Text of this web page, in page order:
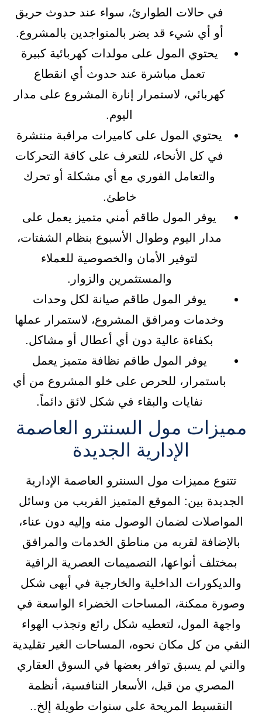
في حالات الطوارئ، سواء عند حدوث حريق
أو أي شيء قد يضر بالمتواجدين بالمشروع.
يحتوي المول على مولدات كهربائية كبيرة
تعمل مباشرة عند حدوث أي انقطاع
كهربائي، لاستمرار إنارة المشروع على مدار
اليوم.
يحتوي المول على كاميرات مراقبة منتشرة
في كل الأنحاء، للتعرف على كافة التحركات
والتعامل الفوري مع أي مشكلة أو تحرك
خاطئ.
يوفر المول طاقم أمني متميز يعمل على
مدار اليوم وطوال الأسبوع بنظام الشفتات،
لتوفير الأمان والخصوصية للعملاء
والمستثمرين والزوار.
يوفر المول طاقم صيانة لكل وحدات
وخدمات ومرافق المشروع، لاستمرار عملها
بكفاءة عالية دون أي أعطال أو مشاكل.
يوفر المول طاقم نظافة متميز يعمل
باستمرار، للحرص على خلو المشروع من أي
نفايات والبقاء في شكل لائق دائماً.
مميزات مول السنترو العاصمة
الإدارية الجديدة
تتنوع مميزات مول السنترو العاصمة الإدارية
الجديدة بين: الموقع المتميز القريب من وسائل
المواصلات لضمان الوصول منه وإليه دون عناء،
بالإضافة لقربه من مناطق الخدمات والمرافق
بمختلف أنواعها، التصميمات العصرية الراقية
والديكورات الداخلية والخارجية في أبهى شكل
وصورة ممكنة، المساحات الخضراء الواسعة في
واجهة المول، لتعطيه شكل رائع وتجذب الهواء
النقي من كل مكان نحوه، المساحات الغير تقليدية
والتي لم يسبق توافر بعضها في السوق العقاري
المصري من قبل، الأسعار التنافسية، أنظمة
التقسيط المريحة على سنوات طويلة إلخ..